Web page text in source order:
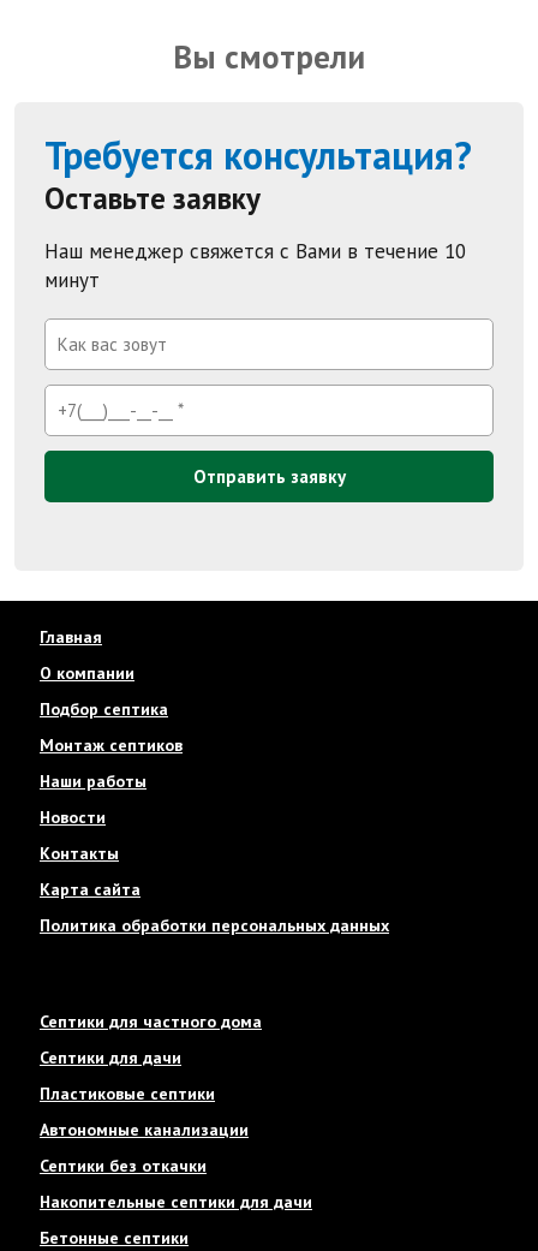
Вы смотрели
Требуется консультация?
Оставьте заявку
Наш менеджер свяжется с Вами в течение 10
минут
Отправить заявку
Главная
О компании
Подбор септика
Монтаж септиков
Наши работы
Новости
Контакты
Карта сайта
Политика обработки персональных данных
Септики для частного дома
Септики для дачи
Пластиковые септики
Автономные канализации
Септики без откачки
Накопительные септики для дачи
Бетонные септики